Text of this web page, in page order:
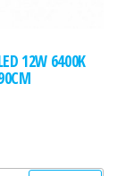
12W 6400K